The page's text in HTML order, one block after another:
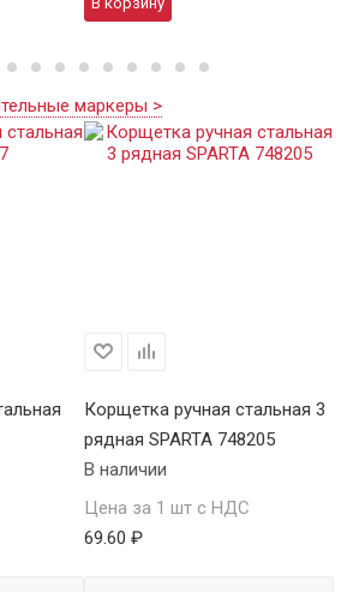
маркеры >
Корщетка ручная стальная 3
рядная SPARTA 748205
В наличии
Цена за 1 шт с НДС
69.60 ₽